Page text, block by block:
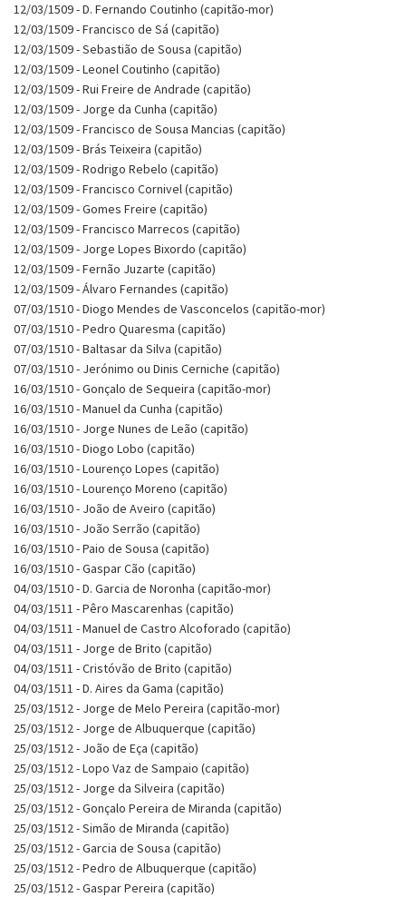
12/03/1509 - D. Fernando Coutinho (capitão-mor)
12/03/1509 - Francisco de Sá (capitão)
12/03/1509 - Sebastião de Sousa (capitão)
12/03/1509 - Leonel Coutinho (capitão)
12/03/1509 - Rui Freire de Andrade (capitão)
12/03/1509 - Jorge da Cunha (capitão)
12/03/1509 - Francisco de Sousa Mancias (capitão)
12/03/1509 - Brás Teixeira (capitão)
12/03/1509 - Rodrigo Rebelo (capitão)
12/03/1509 - Francisco Cornivel (capitão)
12/03/1509 - Gomes Freire (capitão)
12/03/1509 - Francisco Marrecos (capitão)
12/03/1509 - Jorge Lopes Bixordo (capitão)
12/03/1509 - Fernão Juzarte (capitão)
12/03/1509 - Álvaro Fernandes (capitão)
07/03/1510 - Diogo Mendes de Vasconcelos (capitão-mor)
07/03/1510 - Pedro Quaresma (capitão)
07/03/1510 - Baltasar da Silva (capitão)
07/03/1510 - Jerónimo ou Dinis Cerniche (capitão)
16/03/1510 - Gonçalo de Sequeira (capitão-mor)
16/03/1510 - Manuel da Cunha (capitão)
16/03/1510 - Jorge Nunes de Leão (capitão)
16/03/1510 - Diogo Lobo (capitão)
16/03/1510 - Lourenço Lopes (capitão)
16/03/1510 - Lourenço Moreno (capitão)
16/03/1510 - João de Aveiro (capitão)
16/03/1510 - João Serrão (capitão)
16/03/1510 - Paio de Sousa (capitão)
16/03/1510 - Gaspar Cão (capitão)
04/03/1510 - D. Garcia de Noronha (capitão-mor)
04/03/1511 - Pêro Mascarenhas (capitão)
04/03/1511 - Manuel de Castro Alcoforado (capitão)
04/03/1511 - Jorge de Brito (capitão)
04/03/1511 - Cristóvão de Brito (capitão)
04/03/1511 - D. Aires da Gama (capitão)
25/03/1512 - Jorge de Melo Pereira (capitão-mor)
25/03/1512 - Jorge de Albuquerque (capitão)
25/03/1512 - João de Eça (capitão)
25/03/1512 - Lopo Vaz de Sampaio (capitão)
25/03/1512 - Jorge da Silveira (capitão)
25/03/1512 - Gonçalo Pereira de Miranda (capitão)
25/03/1512 - Simão de Miranda (capitão)
25/03/1512 - Garcia de Sousa (capitão)
25/03/1512 - Pedro de Albuquerque (capitão)
25/03/1512 - Gaspar Pereira (capitão)